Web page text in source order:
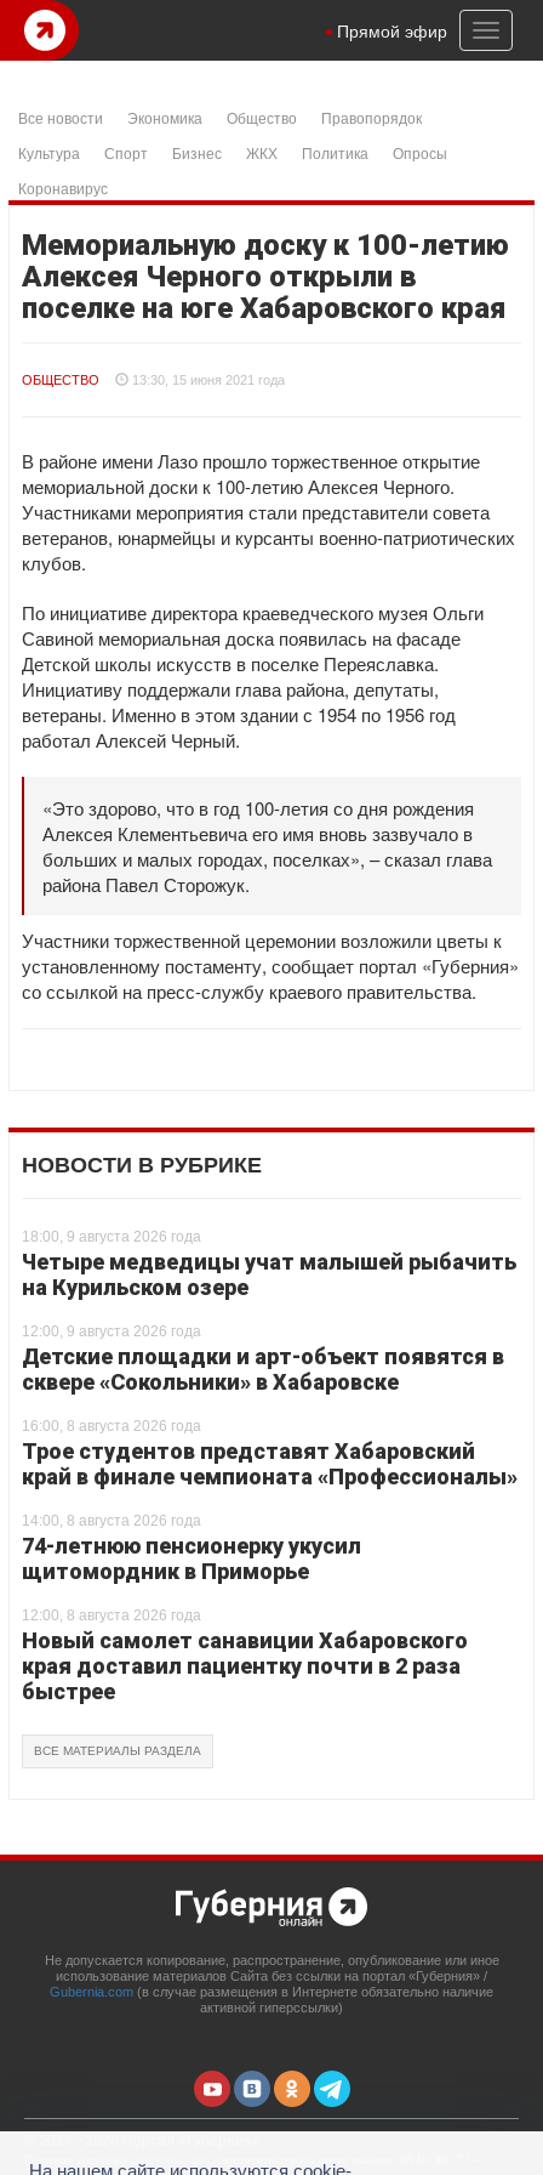
Toggle
Прямой эфир
Все новости Экономика Общество
Правопорядок
Культура
Спорт Бизнес ЖКХ Политика
Опросы
Коронавирус
Мемориальную доску к 100-летию
Алексея Черного открыли в
поселке на юге Хабаровского края
ОБЩЕСТВО 13:30, 15 июня 2021 года
В районе имени Лазо прошло торжественное открытие
мемориальной доски к 100-летию Алексея Черного.
Участниками мероприятия стали представители совета
ветеранов, юнармейцы и курсанты военно-патриотических
клубов.
По инициативе директора краеведческого музея Ольги
Савиной мемориальная доска появилась на фасаде
Детской школы искусств в поселке Переяславка.
Инициативу поддержали глава района, депутаты,
ветераны. Именно в этом здании с 1954 по 1956 год
работал Алексей Черный.
«Это здорово, что в год 100-летия со дня рождения
Алексея Клементьевича его имя вновь зазвучало в
больших и малых городах, поселках», – сказал глава
района Павел Сторожук.
Участники торжественной церемонии возложили цветы к
установленному постаменту, сообщает портал «Губерния»
со ссылкой на пресс-службу краевого правительства.
НОВОСТИ В РУБРИКЕ
18:00, 9 августа 2026 года
Четыре медведицы учат малышей рыбачить
на Курильском озере
12:00, 9 августа 2026 года
Детские площадки и арт-объект появятся в
сквере «Сокольники» в Хабаровске
16:00, 8 августа 2026 года
Трое студентов представят Хабаровский
край в финале чемпионата «Профессионалы»
14:00, 8 августа 2026 года
74-летнюю пенсионерку укусил
щитомордник в Приморье
12:00, 8 августа 2026 года
Новый самолет санавиции Хабаровского
края доставил пациентку почти в 2 раза
быстрее
ВСЕ МАТЕРИАЛЫ РАЗДЕЛА
Не допускается копирование, распространение, опубликование или иное
использование материалов Сайта без ссылки на портал «Губерния» /
Gubernia.com (в случае размещения в Интернете обязательно наличие
активной гиперссылки)
На нашем сайте используются cookie-